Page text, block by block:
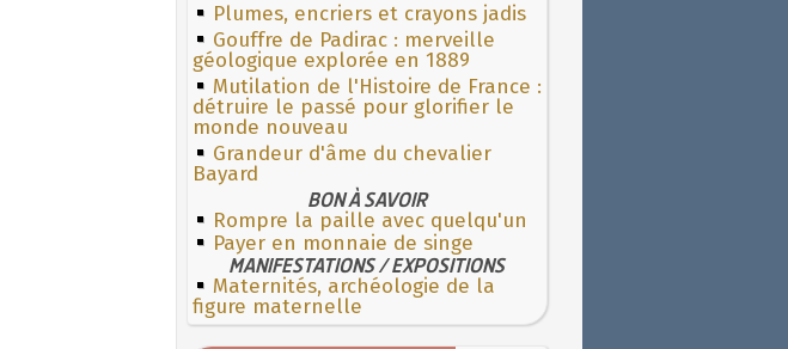
Plumes, encriers et crayons jadis
Gouffre de Padirac : merveille
géologique explorée en 1889
Mutilation de l'Histoire de France :
détruire le passé pour glorifier le
monde nouveau
Grandeur d'âme du chevalier
Bayard
BON À SAVOIR
Rompre la paille avec quelqu'un
Payer en monnaie de singe
MANIFESTATIONS / EXPOSITIONS
Maternités, archéologie de la
figure maternelle